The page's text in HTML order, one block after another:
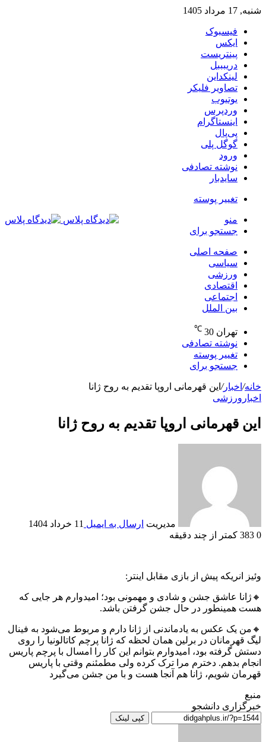
شنبه, 17 مرداد 1405
فیسبوک
ایکس
پینتریست
دریبببل
لینکداین
تصاویر فلیکر
یوتیوب
وردپرس
اینستاگرام
پی‌پال
گوگل پلی
ورود
نوشته تصادفی
سایدبار
تغییر پوسته
منو
جستجو برای
صفحه اصلی
سیاسی
ورزشی
اقتصادی
اجتماعی
بین الملل
تهران 30
℃
نوشته تصادفی
تغییر پوسته
جستجو برای
خانه/ اخبار/ این قهرمانی اروپا تقدیم به روح ژانا
اخبار ورزشی
این قهرمانی اروپا تقدیم به روح ژانا
مدیریت ارسال به ایمیل 11 خرداد 1404
0
کمتر از چند دقیقه
وئیز انریکه پیش از بازی مقابل اینتر:
🔸ژانا عاشق جشن و شادی و مهمونی بود؛ امیدوارم هر جایی که
هست همینطور در حال جشن گرفتن باشد.
🔸من یک عکس به یادماندنی از ژانا دارم و مربوط می‌شود به فینال
لیگ قهرمانان در برلین همان لحظه که ژانا پرچم کاتالونیا را روی
دستش گرفته بود، امیدوارم بتوانم این کار را امسال با پرچم پاریس
انجام بدهم. دخترم مرا ترک کرده ولی مطمئنم وقتی با پاریس
قهرمان شویم، ژانا هم آنجا هست و با من جشن می‌گیرد
منبع
خبرگزاری دانشجو
کپی لینک